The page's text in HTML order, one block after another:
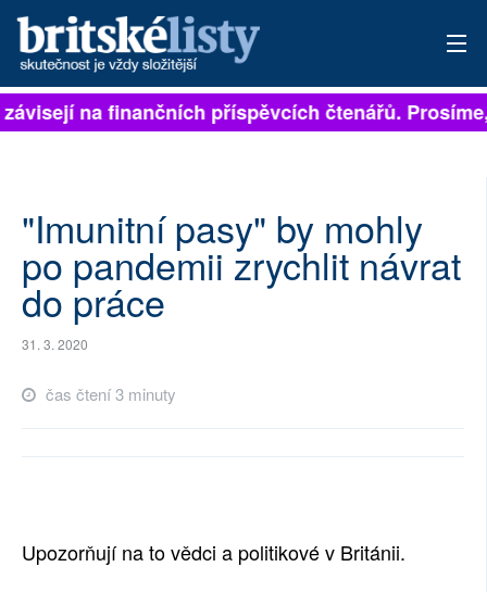
PŘIHLÁSIT
ARCHIV
ROZHOVORY
TÉMATA
RUBRIKY
na finančních příspěvcích čtenářů.
"Imunitní pasy" by mohly
po pandemii zrychlit návrat
do práce
31. 3. 2020
čas čtení 3 minuty
Upozorňují na to vědci a politikové v Británii.